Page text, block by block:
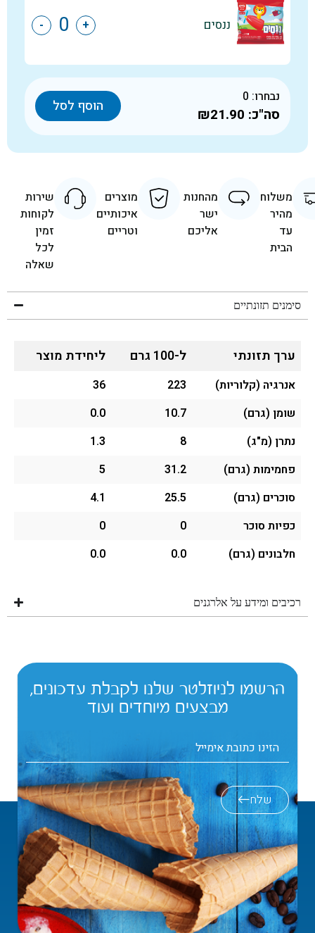
ננסים +
-
נבחרו: 0
סה"כ: ₪21.90 הוסף לסל
משלוח
מהיר
עד
הבית
מהחנות
ישר
אליכם
מוצרים
איכותיים
וטריים
שירות
לקוחות
זמין
לכל
שאלה
סימנים תזונתיים
ערך תזונתי ל-100 גרם ליחידת מוצר
אנרגיה (קלוריות) 223
36
שומן (גרם)
10.7
0.0
נתרן (מ"ג)
8
1.3
פחמימות (גרם)
31.2
5
סוכרים (גרם)
25.5
4.1
כפיות סוכר
0
0
חלבונים (גרם)
0.0
0.0
רכיבים ומידע על אלרגנים
הרשמו לניוזלטר שלנו לקבלת עדכונים,
מבצעים מיוחדים ועוד
שלח